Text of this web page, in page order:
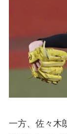
一方、佐々木